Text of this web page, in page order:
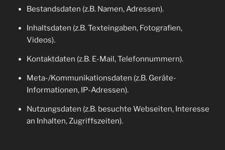
Bestandsdaten (z.B. Namen, Adressen).
Inhaltsdaten (z.B. Texteingaben, Fotografien,
Videos).
Kontaktdaten (z.B. E-Mail, Telefonnummern).
Meta-/Kommunikationsdaten (z.B. Geräte-
Informationen, IP-Adressen).
Nutzungsdaten (z.B. besuchte Webseiten, Interesse
an Inhalten, Zugriffszeiten).